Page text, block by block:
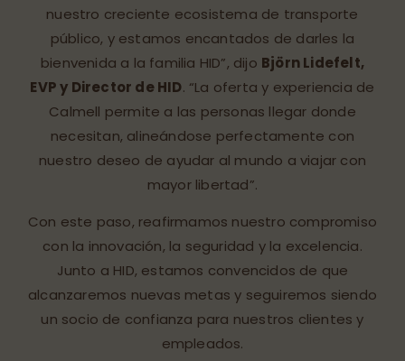
nuestro creciente ecosistema de transporte
público, y estamos encantados de darles la
bienvenida a la familia HID”, dijo Björn Lidefelt,
EVP y Director de HID. “La oferta y experiencia de
Calmell permite a las personas llegar donde
necesitan, alineándose perfectamente con
nuestro deseo de ayudar al mundo a viajar con
mayor libertad”.
Con este paso, reafirmamos nuestro compromiso
con la innovación, la seguridad y la excelencia.
Junto a HID, estamos convencidos de que
alcanzaremos nuevas metas y seguiremos siendo
un socio de confianza para nuestros clientes y
empleados.